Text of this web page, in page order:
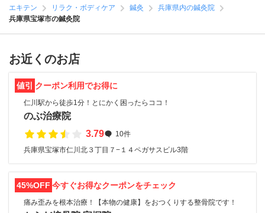
エキテン リラク・ボディケア 鍼灸
兵庫県内の鍼灸院
兵庫県宝塚市の鍼灸院
お近くのお店
値引 クーポン利用でお得に
仁川駅から徒歩1分！とにかく困ったらココ！
のぶ治療院
3.79
10件
兵庫県宝塚市仁川北３丁目７−１４ペガサスビル3階
45%OFF 今すぐお得なクーポンをチェック
痛み歪みを根本治療！【本物の健康】をおつくりする整骨院です！